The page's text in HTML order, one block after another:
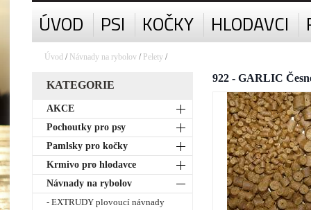
ÚVOD PSI KOČKY HLODAVCI
Úvod / Návnady na rybolov/ Pelety /
KATEGORIE
AKCE
Pochoutky pro psy
Pamlsky pro kočky
Krmivo pro hlodavce
Návnady na rybolov
- EXTRUDY plovoucí návnady
922 - GARLIC